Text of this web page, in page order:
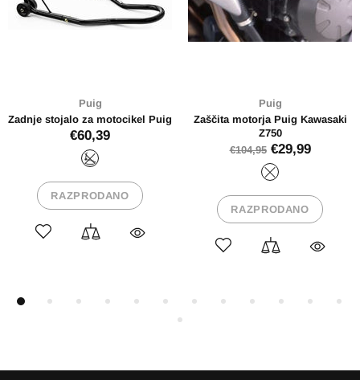
Puig Kawasaki
Stojalo za motocikel Puig
RAZPRODANO
Adapter